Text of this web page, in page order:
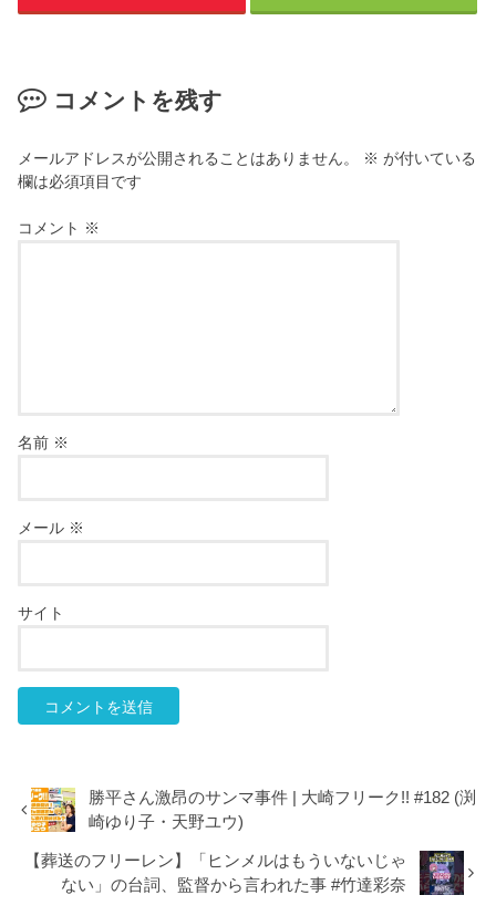
コメントを残す
メールアドレスが公開されることはありません。 ※ が付いている
欄は必須項目です
コメント ※
名前 ※
メール ※
サイト
勝平さん激昂のサンマ事件 | 大崎フリーク!! #182 (渕
崎ゆり子・天野ユウ)
【葬送のフリーレン】「ヒンメルはもういないじゃ
ない」の台詞、監督から言われた事 #竹達彩奈